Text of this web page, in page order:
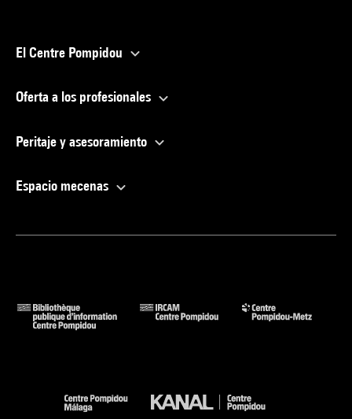
El Centre Pompidou
Oferta a los profesionales
Peritaje y asesoramiento
Espacio mecenas